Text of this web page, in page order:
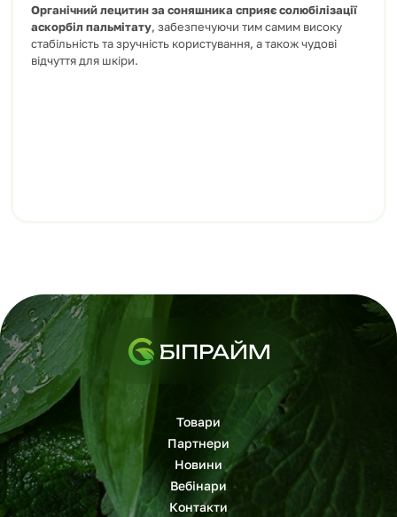
Органічний лецитин за соняшника сприяє солюбілізації
аскорбіл пальмітату, забезпечуючи тим самим високу
стабільність та зручність користування, а також чудові
відчуття для шкіри.
Товари
Партнери
Новини
Вебінари
Контакти